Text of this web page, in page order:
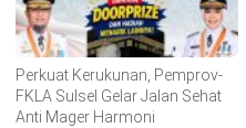
Perkuat Kerukunan, Pemprov-
FKLA Sulsel Gelar Jalan Sehat
Anti Mager Harmoni